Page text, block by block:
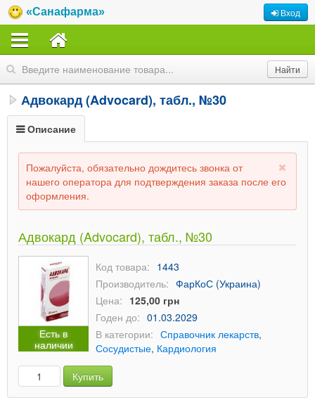
«Санафарма» Вход
Адвокард (Advocard), табл., №30
Описание
Пожалуйста, обязательно дождитесь звонка от
нашего оператора для подтверждения заказа после его
оформления.
Адвокард (Advocard), табл., №30
Есть в
наличии
Код товара: 1443
Производитель: ФарКоС (Украина)
Цена: 125,00 грн
Годен до: 01.03.2029
В категории: Справочник лекарств,
Сосудистые, Кардиология
Купить